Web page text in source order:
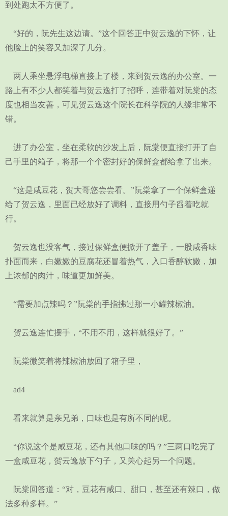
到处跑太不方便了。
“好的，阮先生这边请。”这个回答正中贺云逸的下怀，让
他脸上的笑容又加深了几分。
两人乘坐悬浮电梯直接上了楼，来到贺云逸的办公室。一
路上有不少人都笑着与贺云逸打了招呼，连带着对阮棠的态
度也相当友善，可见贺云逸这个院长在科学院的人缘非常不
错。
进了办公室，坐在柔软的沙发上后，阮棠便直接打开了自
己手里的箱子，将那一个个密封好的保鲜盒都给拿了出来。
“这是咸豆花，贺大哥您尝尝看。”阮棠拿了一个保鲜盒递
给了贺云逸，里面已经放好了调料，直接用勺子舀着吃就
行。
贺云逸也没客气，接过保鲜盒便掀开了盖子，一股咸香味
扑面而来，白嫩嫩的豆腐花还冒着热气，入口香醇软嫩，加
上浓郁的肉汁，味道更加鲜美。
“需要加点辣吗？”阮棠的手指拂过那一小罐辣椒油。
贺云逸连忙摆手，“不用不用，这样就很好了。”
阮棠微笑着将辣椒油放回了箱子里，
ad4
看来就算是亲兄弟，口味也是有所不同的呢。
“你说这个是咸豆花，还有其他口味的吗？”三两口吃完了
一盒咸豆花，贺云逸放下勺子，又关心起另一个问题。
阮棠回答道：“对，豆花有咸口、甜口，甚至还有辣口，做
法多种多样。”